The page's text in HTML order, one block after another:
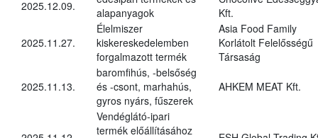
2025.12.09.
alapanyagok
Kft.
2025.11.27.
Élelmiszer
kiskereskedelemben
forgalmazott termék
Asia Food Family
Korlátolt Felelősségű
Társaság
2025.11.13.
baromfihús, -belsőség
és -csont, marhahús,
gyros nyárs, fűszerek
AHKEM MEAT Kft.
Vendéglátó-ipari
termék előállításához